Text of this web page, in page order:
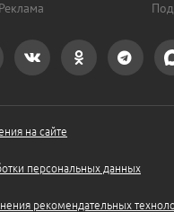
Реклама
на сайте
персональных данных
рекомендательных